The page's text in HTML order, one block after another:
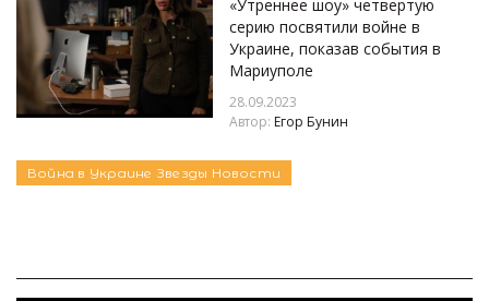
«Утреннее шоу» четвертую
серию посвятили войне в
Украине, показав события в
Мариуполе
28.09.2023
Автор: Егор Бунин
Война в Украине Звезды Новости